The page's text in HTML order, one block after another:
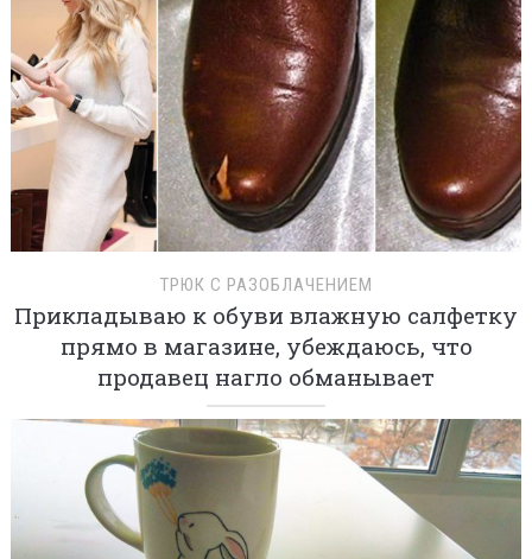
ТРЮК С РАЗОБЛАЧЕНИЕМ
Прикладываю к обуви влажную салфетку
прямо в магазине, убеждаюсь, что
продавец нагло обманывает